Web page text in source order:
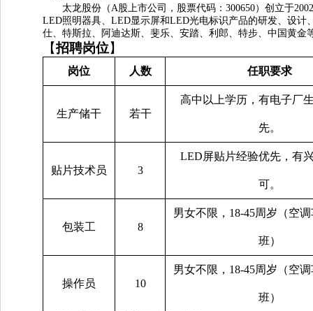
太龙股份（A股上市公司，股票代码：300650）创立于
LED照明器具、LED显示屏和LED光电标识产品的研发、设
仕、特斯拉、阿迪达斯、斐乐、安踏、利郎、特步、中国黄金
【招聘岗位】
岗位 人数 任职要求
生产储干 若干
高中以上学历，有电子厂
先。
贴片技术员 3
LED屏贴片经验优先，有
可。
包装工 8
男女不限， 18-45周岁（空
班）
操作员 10
男女不限， 18-45周岁（空
班）